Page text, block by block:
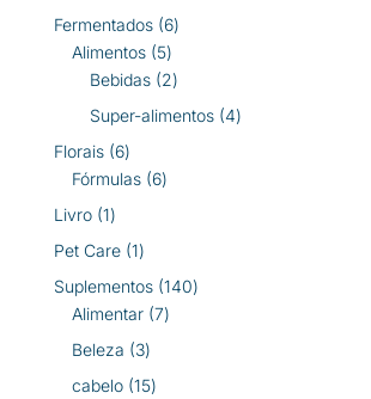
Fermentados 66
Alimentos 55
produtos
Bebidas 22
produtos
Super-alimentos 44
Florais 66
produtos
Fórmulas 66
Livro 11
produto
Pet Care 11
produto
Suplementos 140140
Alimentar 77
Beleza 33
produtos
cabelo 1515